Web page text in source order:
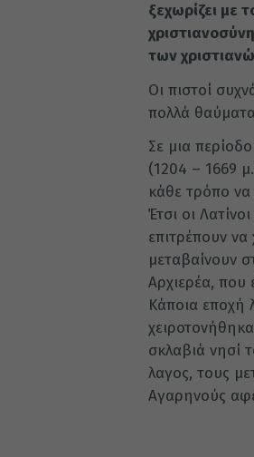
ξεχωρίζει με
των
Οι πιστοί
πολλά
Σε μια
(1204 – 1669
κάθε τρόπο
Έτσι οι
επιτρέπουν να
μεταβαίνουν
Αρχιερέα, που
Κάποια εποχή
σκλαβιά νησί
λαγος, τους
Αγαρηνούς